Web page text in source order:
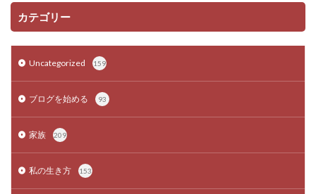
カテゴリー
Uncategorized 159
ブログを始める 93
家族 209
私の生き方 153